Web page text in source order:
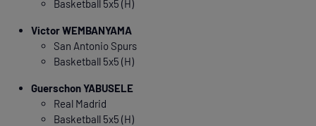
Basketball 5x5 (H)
Victor WEMBANYAMA
San Antonio Spurs
Basketball 5x5 (H)
Guerschon YABUSELE
Real Madrid
Basketball 5x5 (H)